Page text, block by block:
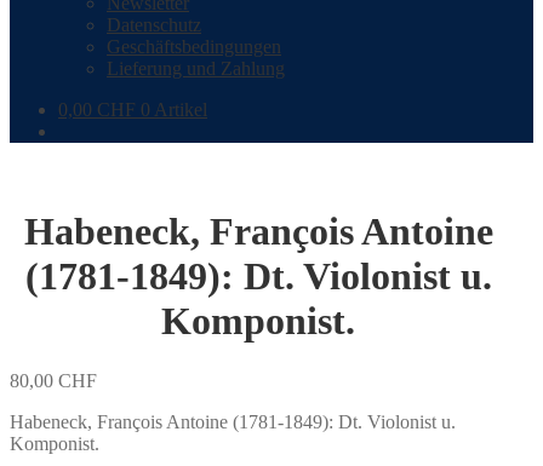
Datenschutz
Geschäftsbedingungen
Lieferung und Zahlung
0,00 CHF 0 Artikel
Habeneck, François Antoine
(1781-1849): Dt. Violonist u.
Komponist.
80,00 CHF
Habeneck, François Antoine (1781-1849): Dt. Violonist u.
Komponist.